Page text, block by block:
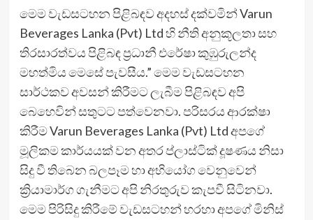
මෙම වැඩසටහන පිළිබඳව අදහස් දක්වමින් Varun
Beverages Lanka (Pvt) Ltd හි නීති අනුකූලතා සහ
තිරසාරත්වය පිළිබඳ ප්‍රධානී එරේෂා කුඹුරුලන්ද
මහත්මිය මෙසේ පැවසීය.” මෙම වැඩසටහන
සාර්ථකව අවසන් කිරීමට ලැබීම පිළිබඳව අපි
බෙහෙවින් සතුටට පත්වෙනවා. පරිසරය ආරක්ෂා
කිරීම Varun Beverages Lanka (Pvt) Ltd අපගේ
මූලිකම කාර්යයක් වන අතර ප්ලාස්ටික් දූෂණය නිසා
සිදු වී තිබෙන බලපෑම හා අභියෝග වෙනුවෙන්
ක්‍රියාමාර්ග ගැනීමට අපි නිරතුරුව කැපවී සිටිනවා.
මෙම පිරිසිදු කිරීමේ වැඩසටහන් හරහා අපගේ මිනිස්